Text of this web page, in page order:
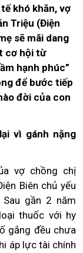
khó khăn, vợ
Triệu (Điện
sẽ mãi dang
cơ hội từ
hạnh phúc”
để bước tiếp
đời của con
vì gánh nặng
vợ chồng chị
Biên chủ yếu
gần 2 năm
thuốc với hy
gắng đều chưa
áp lực tài chính